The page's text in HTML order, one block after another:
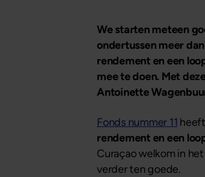
We starten meteen
ondertussen meer
rendement en een
mee te doen. Met
Antoinette
Fonds nummer 11
rendement en een
Curaçao welkom in
verder ten goede.